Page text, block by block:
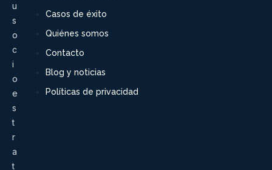
u
s
o
c
i
o
e
s
t
r
a
t
Casos de éxito
Quiénes somos
Contacto
Blog y noticias
Políticas de privacidad